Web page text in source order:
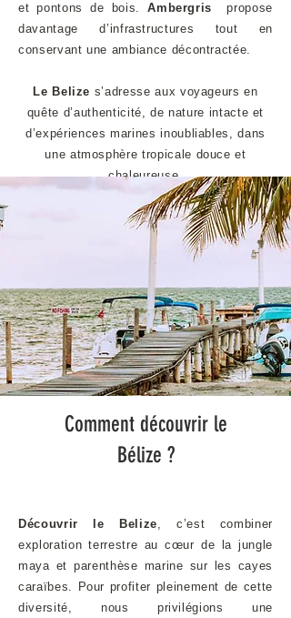
et pontons de bois.Ambergris
propose
davantage d’infrastructures tout en
conservant une ambiance décontractée.
Le Belize s’adresse aux voyageurs en
quête d’authenticité, de nature intacte et
d’expériences marines inoubliables, dans
une atmosphère tropicale douce et
chaleureuse.
Comment découvrir le
Bélize ?
Découvrir le Belize, c’est combiner
exploration terrestre au cœur de la jungle
maya et parenthèse marine sur les cayes
caraïbes. Pour profiter pleinement de cette
diversité, nous privilégions une